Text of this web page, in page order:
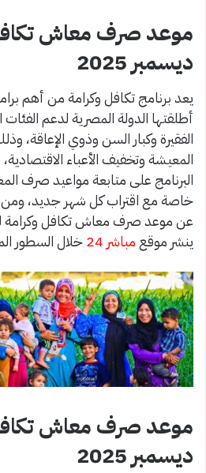
موعد صرف معاش
ديسمبر 2025
يعد برنامج تكافل وكرامة من أهم
أطلقتها الدولة المصرية لدعم الفئات
الفقيرة وكبار السن وذوي
المعيشة وتخفيف الأعباء
البرنامج على متابعة مواعيد صرف
خاصة مع اقتراب كل شهر جديد، ومن
ينشر موقع مباشر 24 خلال السطور
موعد صرف معاش
ديسمبر 2025